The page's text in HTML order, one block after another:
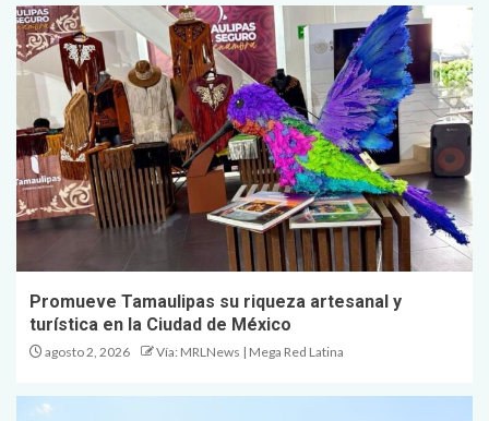
Promueve Tamaulipas su riqueza artesanal y
turística en la Ciudad de México
agosto 2, 2026 Vía: MRLNews | Mega Red Latina